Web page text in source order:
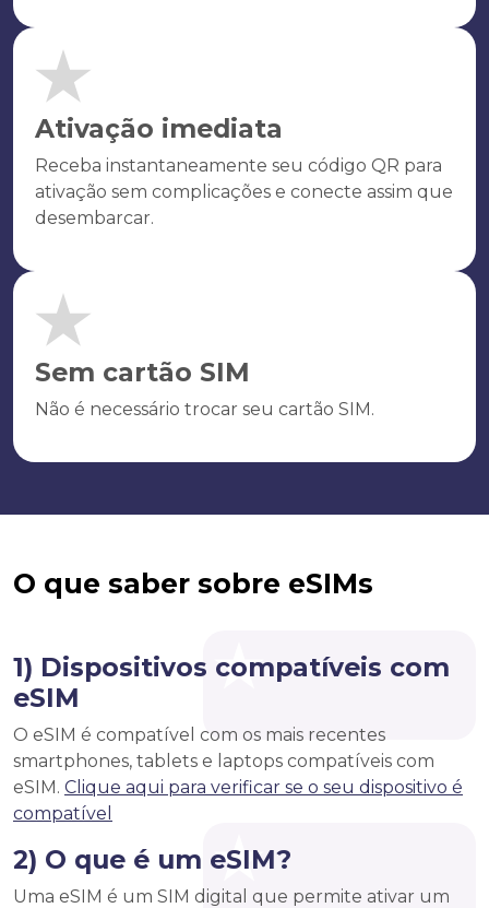
Ativação imediata
Receba instantaneamente seu código QR para
ativação sem complicações e conecte assim que
desembarcar.
Sem cartão SIM
Não é necessário trocar seu cartão SIM.
O que saber sobre eSIMs
1) Dispositivos compatíveis com
eSIM
O eSIM é compatível com os mais recentes
smartphones, tablets e laptops compatíveis com
eSIM. Clique aqui para verificar se o seu dispositivo é
compatível
2) O que é um eSIM?
Uma eSIM é um SIM digital que permite ativar um